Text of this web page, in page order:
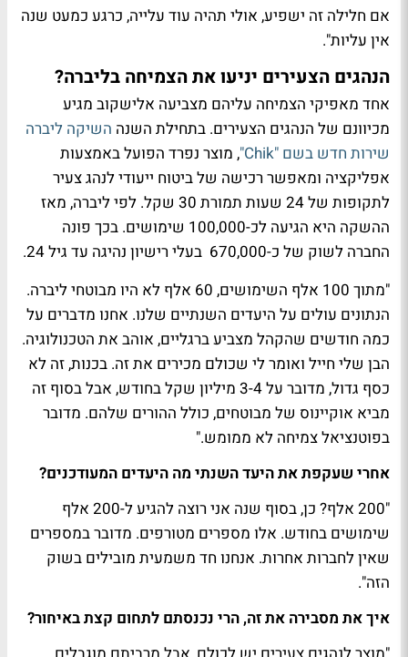
אם חלילה זה ישפיע, אולי תהיה עוד עלייה, כרגע כמעט שנה
אין עליות".
הנהגים הצעירים יניעו את הצמיחה בליברה?
אחד מאפיקי הצמיחה עליהם מצביעה אלישקוב מגיע
מכיוונם של הנהגים הצעירים. בתחילת השנה השיקה ליברה
שירות חדש בשם "Chik"
, מוצר נפרד הפועל באמצעות
אפליקציה ומאפשר רכישה של ביטוח ייעודי לנהג צעיר
לתקופות של 24 שעות תמורת 30 שקל. לפי ליברה, מאז
ההשקה היא הגיעה לכ-100,000 שימושים. בכך פונה
החברה לשוק של כ-670,000 בעלי רישיון נהיגה עד גיל 24.
"מתוך 100 אלף השימושים, 60 אלף לא היו מבוטחי ליברה.
הנתונים עולים על היעדים השנתיים שלנו. אחנו מדברים על
כמה חודשים שהקהל מצביע ברגליים, אוהב את הטכנולוגיה.
הבן שלי חייל ואומר לי שכולם מכירים את זה. בכנות, זה לא
כסף גדול, מדובר על 3-4 מיליון שקל בחודש, אבל בסוף זה
מביא אוקיינוס של מבוטחים, כולל ההורים שלהם. מדובר
בפוטנציאל צמיחה לא ממומש."
אחרי שעקפת את היעד השנתי מה היעדים המעודכנים?
"200 אלף? כן, בסוף שנה אני רוצה להגיע ל-200 אלף
שימושים בחודש. אלו מספרים מטורפים. מדובר במספרים
שאין לחברות אחרות. אנחנו חד משמעית מובילים בשוק
הזה".
איך את מסבירה את זה, הרי נכנסתם לתחום קצת באיחור?